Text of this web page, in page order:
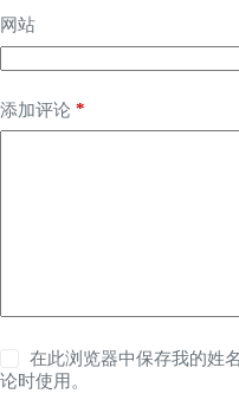
网站
添加评论 *
在此浏览器中保存我的姓
论时使用。